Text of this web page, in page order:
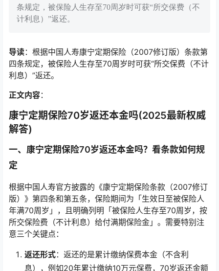
条规定，被保险人生存至70周岁时可获“所交保费（不
计利息）”返还。
导读：根据中国人寿康宁定期保险（2007修订版）条款第
四条规定，被保险人生存至70周岁时可获“所交保费（不计
利息）”返还。
正文内容：
康宁定期保险70岁返还本金吗(2025最新权威
解答)
一、康宁定期保险70岁返还本金吗？看条款如何规
定
根据中国人寿官方披露的《康宁定期保险条款（2007修订
版）》第四条和第五条，保险期间为「生效日至被保险人
年满70周岁」，且明确列明「被保险人生存至70周岁，按
所交保险费（不计利息）给付满期保险金」。需要特别注
意三个关键点：
返还形式：返还的是累计缴纳保费本金（不含利
息），例如20年累计缴纳10万元保费，70岁返还金额